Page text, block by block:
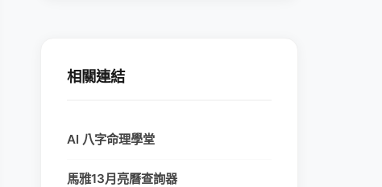
相關連結
AI 八字命理學堂
馬雅13月亮曆查詢器